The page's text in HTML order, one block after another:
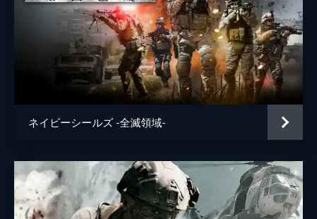
ネイビーシールズ -全滅領域-